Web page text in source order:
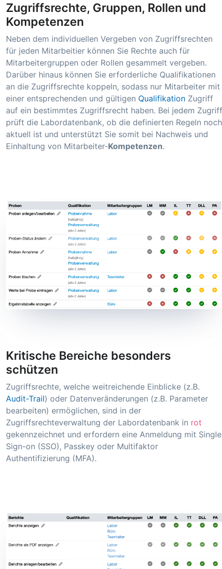
Zugriffsrechte, Gruppen, Rollen und
Kompetenzen
Neben dem individuellen Vergeben von Zugriffsrechten
für jeden Mitarbeitier können Sie Rechte auch für
Mitarbeitergruppen oder Rollen gesammelt vergeben.
Darüber hinaus können Sie erforderliche Qualifikationen
an die Zugriffsrechte koppeln, sodass nur Mitarbeiter mit
einer entsprechenden und gültigen Qualifikation Zugriff
auf ein bestimmtes Zugriffsrecht haben. Bei jedem Zugriff
prüft die Labordatenbank, ob die definierten Regeln noch
aktuell ist und unterstützt Sie somit bei Nachweis und
Einhaltung von Mitarbeiter-Kompetenzen.
Kritische Bereiche besonders
schützen
Zugriffsrechte, welche weitreichende Einblicke (z.B.
Audit-Trail) oder Datenveränderungen (z.B. Parameter
bearbeiten) ermöglichen, sind in der
Zugriffsrechteverwaltung der Labordatenbank in rot
gekennzeichnet und erfordern eine Anmeldung mit Single
Sign-on (SSO), Passkey oder Multifaktor
Authentifizierung (MFA).